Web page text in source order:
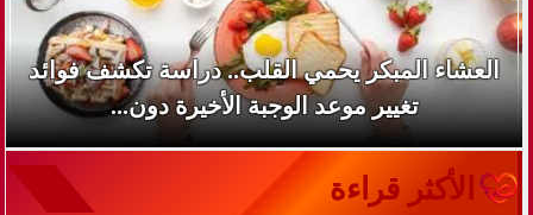
العشاء المبكر يحمي القلب.. دراسة تكشف فوائد
تغيير موعد الوجبة الأخيرة دون...
الأكثر قراءة